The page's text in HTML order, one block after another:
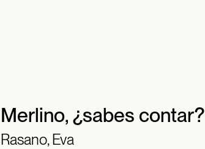
Merlino, ¿sabes contar?
Rasano, Eva